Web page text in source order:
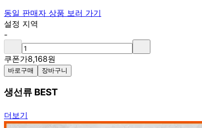
동일 판매자 상품 보러 가기
설정 지역
-
쿠폰가8,168원
바로구매 장바구니
생선류 BEST
더보기